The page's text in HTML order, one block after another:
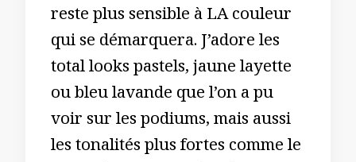
reste plus sensible à LA couleur
qui se démarquera. J’adore les
total looks pastels, jaune layette
ou bleu lavande que l’on a pu
voir sur les podiums, mais aussi
les tonalités plus fortes comme le